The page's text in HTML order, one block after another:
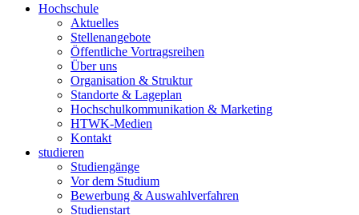
Hochschule
Aktuelles
Stellenangebote
Öffentliche Vortragsreihen
Über uns
Organisation & Struktur
Standorte & Lageplan
Hochschulkommunikation & Marketing
HTWK-Medien
Kontakt
studieren
Studiengänge
Vor dem Studium
Bewerbung & Auswahlverfahren
Studienstart